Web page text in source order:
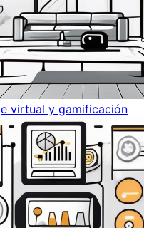
virtual y gamificación